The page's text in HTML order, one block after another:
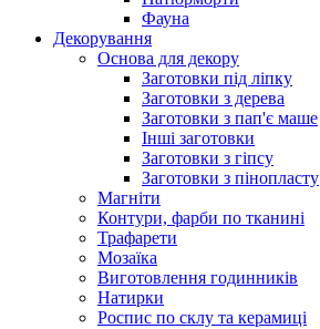
Фауна
Декорування
Основа для декору
Заготовки під ліпку
Заготовки з дерева
Заготовки з пап'є маше
Інші заготовки
Заготовки з гіпсу
Заготовки з пінопласту
Магніти
Контури, фарби по тканині
Трафарети
Мозаїка
Виготовлення годинників
Натирки
Роспис по склу та керамиці